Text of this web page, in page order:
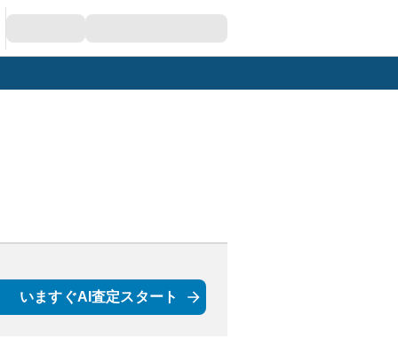
いますぐAI査定スタート